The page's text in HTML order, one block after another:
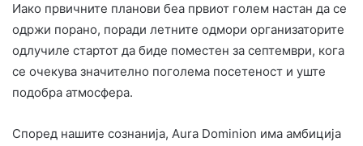
Иако првичните планови беа првиот голем настан да се
одржи порано, поради летните одмори организаторите
одлучиле стартот да биде поместен за септември, кога
се очекува значително поголема посетеност и уште
подобра атмосфера.
Според нашите сознанија, Aura Dominion има амбиција